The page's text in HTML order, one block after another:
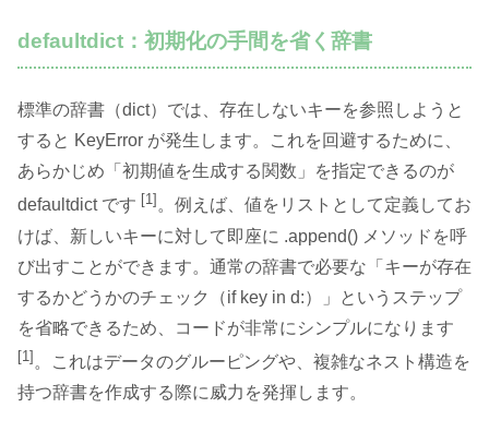
defaultdict：初期化の手間を省く辞書
標準の辞書（dict）では、存在しないキーを参照しようと
すると KeyError が発生します。これを回避するために、
あらかじめ「初期値を生成する関数」を指定できるのが
defaultdict です [1] 。例えば、値をリストとして定義してお
けば、新しいキーに対して即座に .append() メソッドを呼
び出すことができます。通常の辞書で必要な「キーが存在
するかどうかのチェック（if key in d:）」というステップ
を省略できるため、コードが非常にシンプルになります
[1] 。これはデータのグルーピングや、複雑なネスト構造を
持つ辞書を作成する際に威力を発揮します。